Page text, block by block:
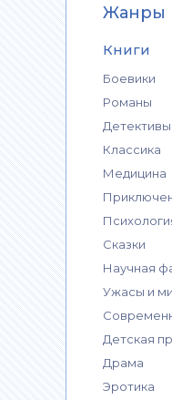
Жанры
Книги
Боевики
Романы
Детективы
Классика
Медицина
Сказки
Научная
Ужасы и
Детская
Драма
Эротика